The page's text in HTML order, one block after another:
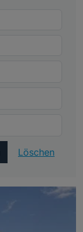
Löschen